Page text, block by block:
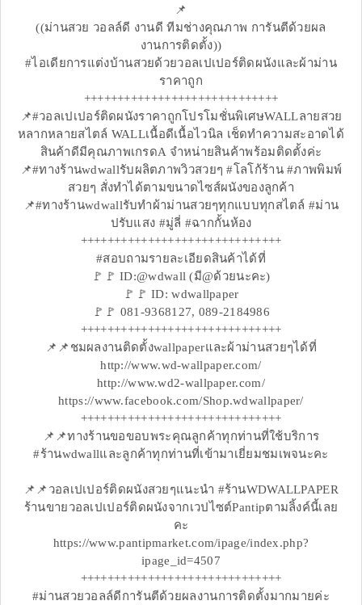
📌
((ม่านสวย วอลล์ดี งานดี ทีมช่างคุณภาพ การันตีด้วยผล
งานการติดตั้ง))
#ไอเดียการแต่งบ้านสวยด้วยวอลเปเปอร์ติดผนังและผ้าม่าน
ราคาถูก
+++++++++++++++++++++++++++++
📌#วอลเปเปอร์ติดผนังราคาถูกโปรโมชั่นพิเศษWALLลายสวย
หลากหลายสไตล์ WALLเนื้อดีเนื้อไวนิล เช็ดทำความสะอาดได้
สินค้าดีมีคุณภาพเกรดA จำหน่ายสินค้าพร้อมติดตั้งค่ะ
📌#ทางร้านwdwallรับผลิตภาพวิวสวยๆ #โลโก้ร้าน #ภาพพิมพ์
สวยๆ สั่งทำได้ตามขนาดไซส์ผนังของลูกค้า
📌#ทางร้านwdwallรับทำผ้าม่านสวยๆทุกแบบทุกสไตล์ #ม่าน
ปรับแสง #มู่ลี่ #ฉากกั้นห้อง
++++++++++++++++++++++++++++++
#สอบถามรายละเอียดสินค้าได้ที่
🚩🚩 ID:@wdwall (มี@ด้วยนะคะ)
🚩🚩 ID: wdwallpaper
🚩🚩 081-9368127, 089-2184986
++++++++++++++++++++++++++++++
📌📌ชมผลงานติดตั้งwallpaperและผ้าม่านสวยๆได้ที่
http://www.wd-wallpaper.com/
http://www.wd2-wallpaper.com/
https://www.facebook.com/Shop.wdwallpaper/
++++++++++++++++++++++++++++++
📌📌ทางร้านขอขอบพระคุณลูกค้าทุกท่านที่ใช้บริการ
#ร้านwdwallและลูกค้าทุกท่านที่เข้ามาเยี่ยมชมเพจนะคะ
📌📌วอลเปเปอร์ติดผนังสวยๆแนะนำ #ร้านWDWALLPAPER
ร้านขายวอลเปเปอร์ติดผนังจากเวปไซต์Pantipตามลิ้งค์นี้เลย
คะ
https://www.pantipmarket.com/ipage/index.php?
ipage_id=4507
++++++++++++++++++++++++++++++
#ม่านสวยวอลล์ดีการันตีด้วยผลงานการติดตั้งมากมายค่ะ